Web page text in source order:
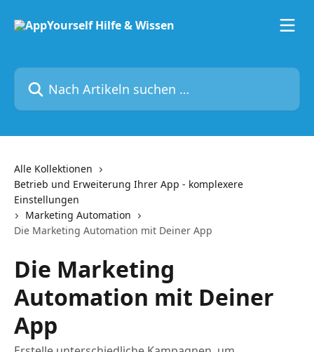
Nach Artikeln suchen …
Alle Kollektionen
Betrieb und Erweiterung Ihrer App - komplexere
Einstellungen
Marketing Automation
Die Marketing Automation mit Deiner App
Die Marketing
Automation mit Deiner
App